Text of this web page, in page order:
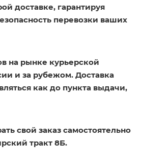
доставке, гарантируя
перевозки ваших
на рынке курьерской
и за рубежом. Доставка
как до пункта выдачи,
свой заказ самостоятельно
тракт 8Б.